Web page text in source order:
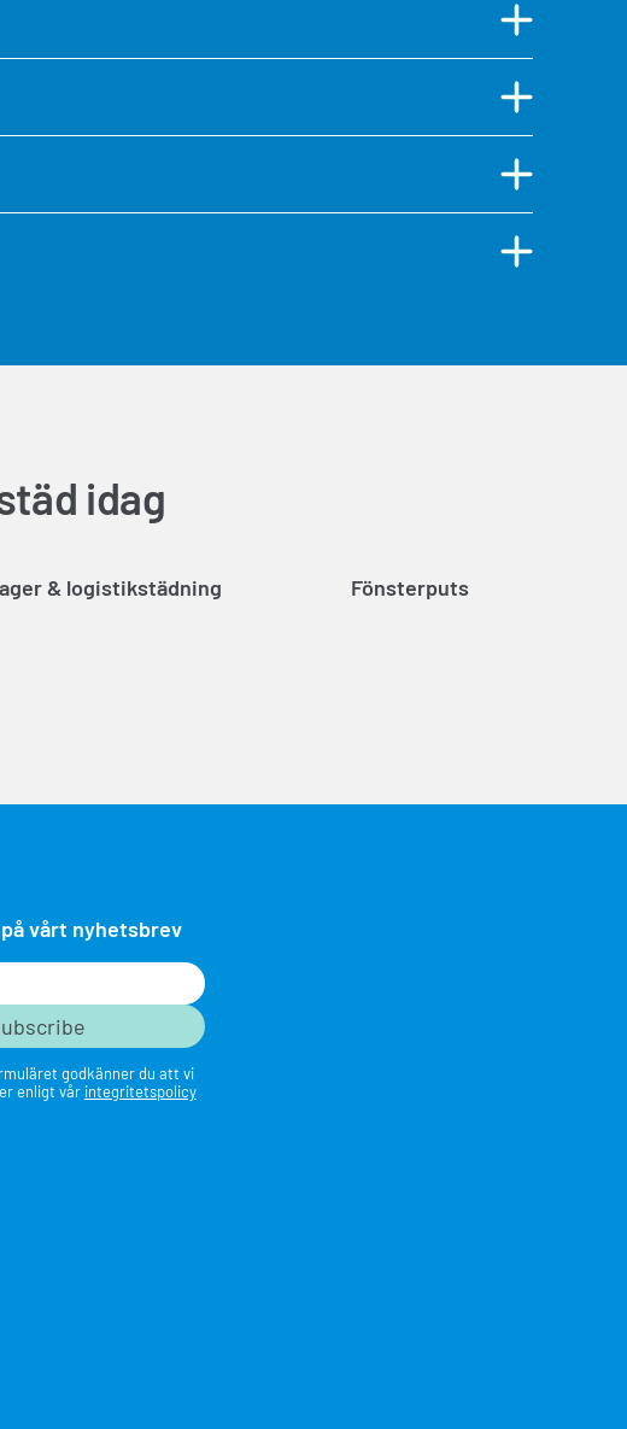
idag
& logistikstädning Fönsterputs
vårt nyhetsbrev
godkänner du att vi
enligt vår integritetspolicy